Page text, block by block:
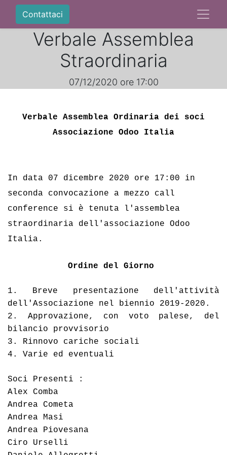
Contattaci
Verbale Assemblea
Straordinaria
07/12/2020 ore 17:00
Verbale Assemblea Ordinaria dei soci
Associazione Odoo Italia
In data 07 dicembre 2020 ore 17:00 in
seconda convocazione a mezzo call
conference si è tenuta l'assemblea
straordinaria dell'associazione Odoo
Italia.
Ordine del Giorno
1. Breve presentazione dell'attività
dell'Associazione nel biennio 2019-2020.
2. Approvazione, con voto palese, del
bilancio provvisorio
3. Rinnovo cariche sociali
4. Varie ed eventuali
Soci Presenti :
Alex Comba
Andrea Cometa
Andrea Masi
Andrea Piovesana
Ciro Urselli